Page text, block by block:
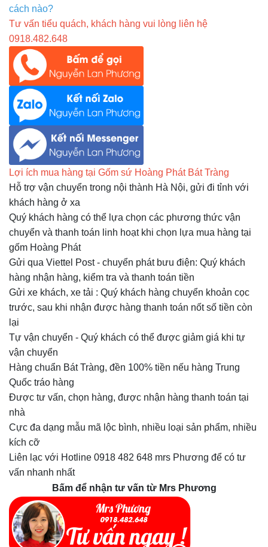
cách nào?
Tư vấn tiểu quách, khách hàng vui lòng liên hệ
0918.482.648
Lợi ích mua hàng tại Gốm sứ Hoàng Phát Bát Tràng
Hỗ trợ vận chuyển trong nội thành Hà Nội, gửi đi tỉnh với
khách hàng ở xa
Quý khách hàng có thể lựa chọn các phương thức vận
chuyển và thanh toán linh hoạt khi chọn lựa mua hàng tại
gốm Hoàng Phát
Gửi qua Viettel Post - chuyển phát bưu điện: Quý khách
hàng nhận hàng, kiểm tra và thanh toán tiền
Gửi xe khách, xe tải : Quý khách hàng chuyển khoản cọc
trước, sau khi nhận được hàng thanh toán nốt số tiền còn
lại
Tự vận chuyển - Quý khách có thể được giảm giá khi tự
vận chuyển
Hàng chuẩn Bát Tràng, đền 100% tiền nếu hàng Trung
Quốc tráo hàng
Được tư vấn, chọn hàng, được nhận hàng thanh toán tại
nhà
Cực đa dạng mẫu mã lộc bình, nhiều loại sản phẩm, nhiều
kích cỡ
Liên lạc với Hotline 0918 482 648 mrs Phương để có tư
vấn nhanh nhất
Bấm để nhận tư vấn từ Mrs Phương